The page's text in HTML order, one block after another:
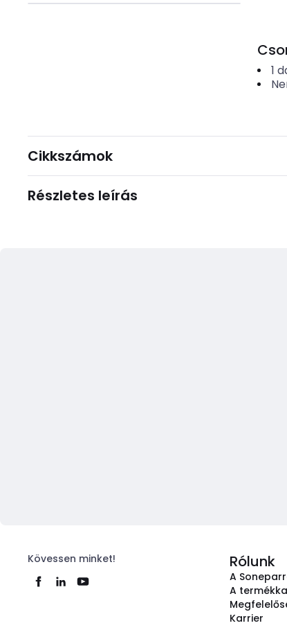
1
Cikkszámok
Részletes leírás
Kövessen minket! Rólunk
A
A
Karrier